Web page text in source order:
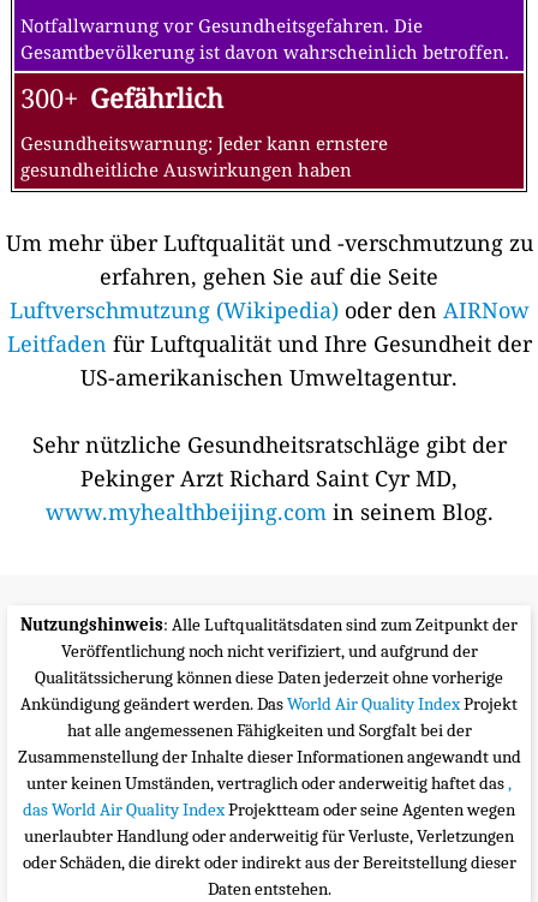
Notfallwarnung vor Gesundheitsgefahren. Die
Gesamtbevölkerung ist davon wahrscheinlich betroffen.
300+ Gefährlich
Gesundheitswarnung: Jeder kann ernstere
gesundheitliche Auswirkungen haben
Um mehr über Luftqualität und -verschmutzung zu
erfahren, gehen Sie auf die Seite
Luftverschmutzung (Wikipedia)oder den AIRNow
Leitfaden für Luftqualität und Ihre Gesundheit der
US-amerikanischen Umweltagentur.
Sehr nützliche Gesundheitsratschläge gibt der
Pekinger Arzt Richard Saint Cyr MD,
www.myhealthbeijing.comin seinem Blog.
Nutzungshinweis: Alle Luftqualitätsdaten sind zum Zeitpunkt der
Veröffentlichung noch nicht verifiziert, und aufgrund der
Qualitätssicherung können diese Daten jederzeit ohne vorherige
Ankündigung geändert werden. DasWorld Air Quality IndexProjekt
hat alle angemessenen Fähigkeiten und Sorgfalt bei der
Zusammenstellung der Inhalte dieser Informationen angewandt und
unter keinen Umständen, vertraglich oder anderweitig haftet das,
das World Air Quality IndexProjektteam oder seine Agenten wegen
unerlaubter Handlung oder anderweitig für Verluste, Verletzungen
oder Schäden, die direkt oder indirekt aus der Bereitstellung dieser
Daten entstehen.